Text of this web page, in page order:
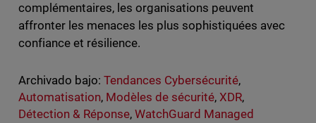
complémentaires, les organisations peuvent
affronter les menaces les plus sophistiquées avec
confiance et résilience.
Archivado bajo: Tendances Cybersécurité,
Automatisation, Modèles de sécurité,XDR,
Détection & Réponse, WatchGuard Managed